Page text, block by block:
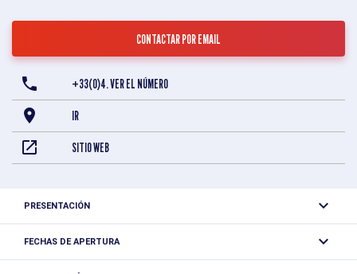
CONTACTAR POR EMAIL
+33(0)4. VER EL NÚMERO
IR
SITIO WEB
PRESENTACIÓN
Información complementaria
FECHAS DE APERTURA